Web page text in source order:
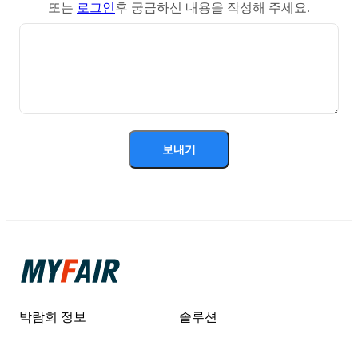
또는 로그인후 궁금하신 내용을 작성해 주세요.
보내기
박람회 정보 솔루션